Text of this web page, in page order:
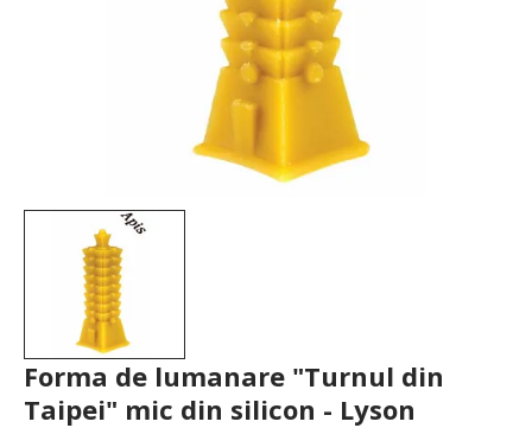
Forma de lumanare "Turnul din
Taipei" mic din silicon - Lyson